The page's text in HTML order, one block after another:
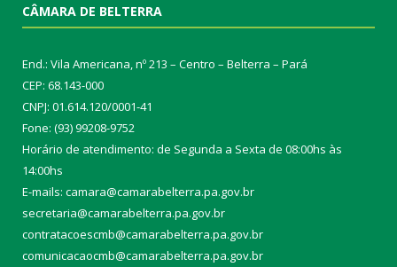
CÂMARA DE BELTERRA
End.: Vila Americana, nº 213 – Centro – Belterra – Pará
CEP: 68.143-000
CNPJ: 01.614.120/0001-41
Fone: (93) 99208-9752
Horário de atendimento: de Segunda a Sexta de 08:00hs às
14:00hs
E-mails: camara@camarabelterra.pa.gov.br
secretaria@camarabelterra.pa.gov.br
contratacoescmb@camarabelterra.pa.gov.br
comunicacaocmb@camarabelterra.pa.gov.br